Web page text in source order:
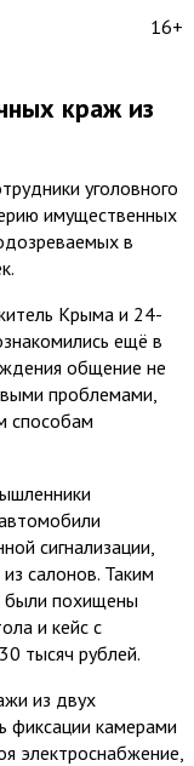
16+
краж из
уголовного
имущественных
в
Крыма и 24-
ещё в
общение не
проблемами,
способам
сигнализации,
салонов. Таким
были похищены
и кейс с
тысяч рублей.
из двух
фиксации камерами
электроснабжение,